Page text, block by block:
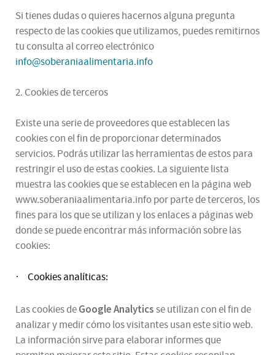
Si tienes dudas o quieres hacernos alguna pregunta
respecto de las cookies que utilizamos, puedes remitirnos
tu consulta al correo electrónico
info@soberaniaalimentaria.info
2. Cookies de terceros
Existe una serie de proveedores que establecen las
cookies con el fin de proporcionar determinados
servicios. Podrás utilizar las herramientas de estos para
restringir el uso de estas cookies. La siguiente lista
muestra las cookies que se establecen en la página web
www.soberaniaalimentaria.info por parte de terceros, los
fines para los que se utilizan y los enlaces a páginas web
donde se puede encontrar más información sobre las
cookies:
· Cookies analíticas:
Las cookies deGoogle Analyticsse utilizan con el fin de
analizar y medir cómo los visitantes usan este sitio web.
La información sirve para elaborar informes que